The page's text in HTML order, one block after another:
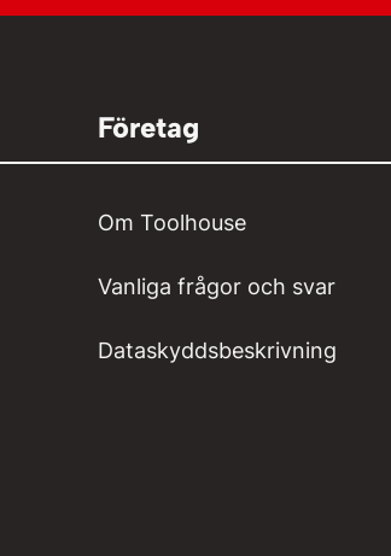
Företag
Om Toolhouse
Vanliga frågor och svar
Dataskyddsbeskrivning